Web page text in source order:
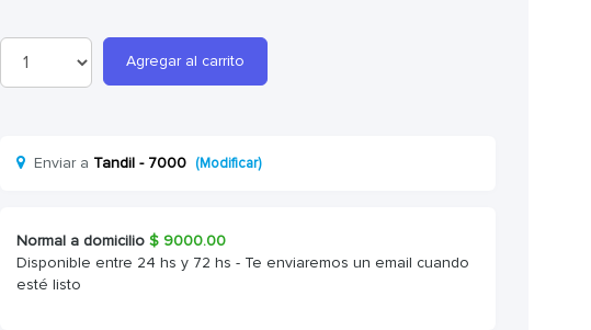
Agregar al carrito
Enviar a Tandil - 7000 (Modificar)
Normal a domicilio $9000.00
Disponible entre 24 hs y 72 hs - Te enviaremos un email cuando
esté listo